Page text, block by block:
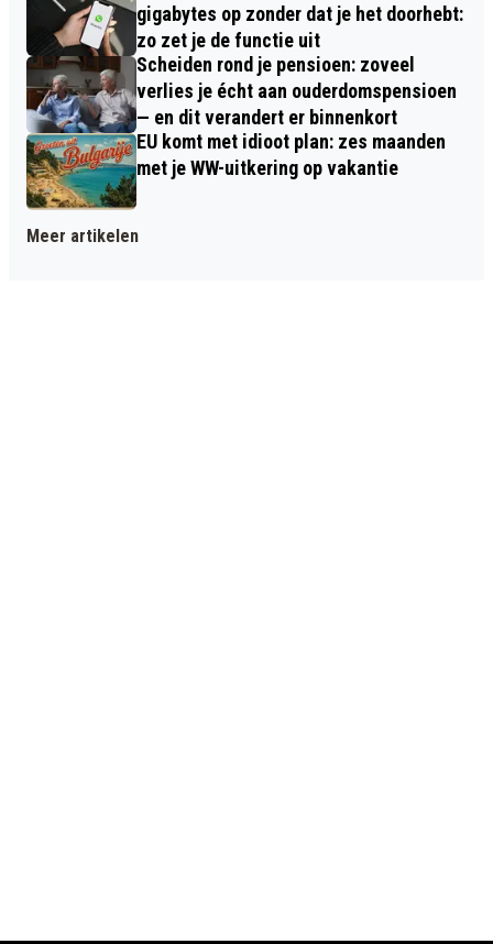
gigabytes op zonder dat je het doorhebt:
zo zet je de functie uit
Scheiden rond je pensioen: zoveel
verlies je écht aan ouderdomspensioen
— en dit verandert er binnenkort
EU komt met idioot plan: zes maanden
met je WW-uitkering op vakantie
Meer artikelen